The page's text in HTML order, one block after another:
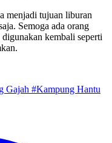
menjadi tujuan liburan
Semoga ada orang
kembali seperti
Gajah #Kampung Hantu